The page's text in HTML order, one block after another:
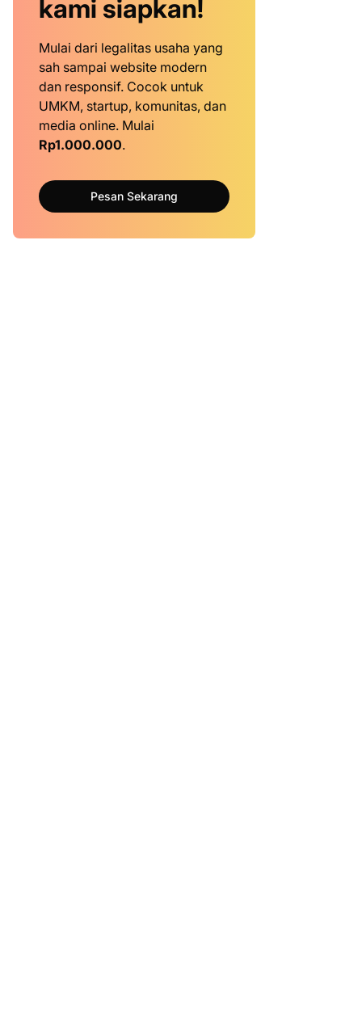
kami siapkan!
Mulai dari legalitas usaha yang
sah sampai website modern
dan responsif. Cocok untuk
UMKM, startup, komunitas, dan
media online. Mulai
Rp1.000.000.
Pesan Sekarang